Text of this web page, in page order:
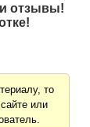
отзывы!
то
или